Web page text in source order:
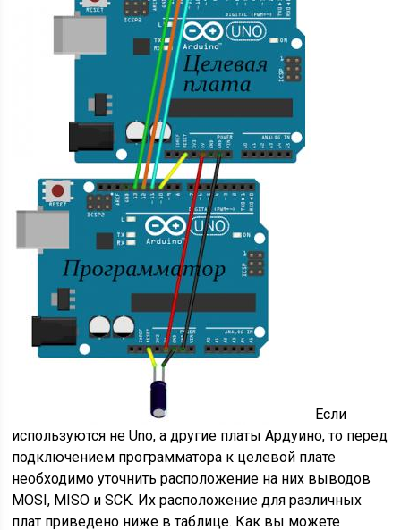
Если
используются не Uno, а другие платы Ардуино, то перед
подключением программатора к целевой плате
необходимо уточнить расположение на них выводов
MOSI, MISO и SCK. Их расположение для различных
плат приведено ниже в таблице. Как вы можете